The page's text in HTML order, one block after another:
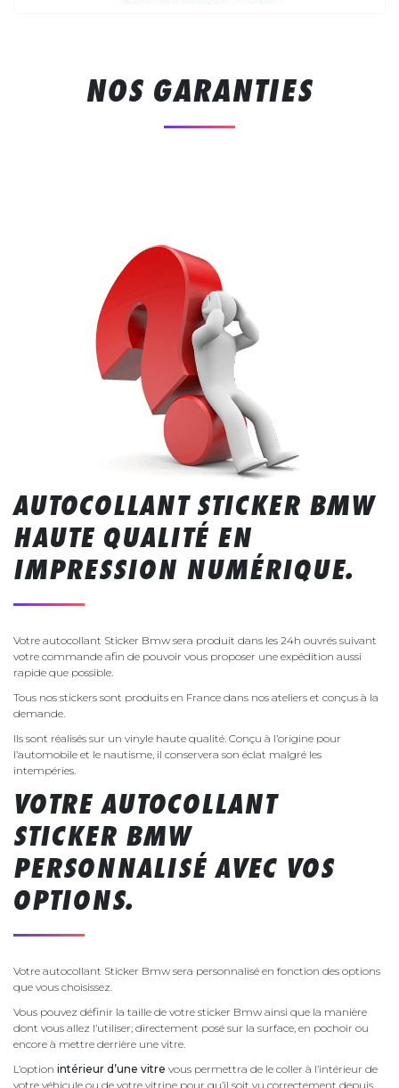
NOS GARANTIES
AUTOCOLLANT STICKER BMW
HAUTE QUALITÉ EN
IMPRESSION NUMÉRIQUE.
Votre autocollant Sticker Bmw sera produit dans les 24h ouvrés suivant
votre commande afin de pouvoir vous proposer une expédition aussi
rapide que possible.
Tous nos stickers sont produits en France dans nos ateliers et conçus à la
demande.
Ils sont réalisés sur un vinyle haute qualité. Conçu à l’origine pour
l’automobile et le nautisme, il conservera son éclat malgré les
intempéries.
VOTRE AUTOCOLLANT
STICKER BMW
PERSONNALISÉ AVEC VOS
OPTIONS.
Votre autocollant Sticker Bmw sera personnalisé en fonction des options
que vous choisissez.
Vous pouvez définir la taille de votre sticker Bmw ainsi que la manière
dont vous allez l’utiliser; directement posé sur la surface, en pochoir ou
encore à mettre derrière une vitre.
L’option intérieur d’une vitre vous permettra de le coller à l’intérieur de
votre véhicule ou de votre vitrine pour qu’il soit vu correctement depuis